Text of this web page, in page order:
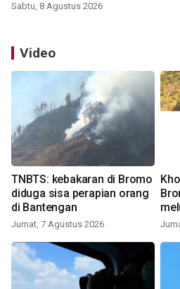
Sabtu, 8 Agustus 2026
Video
TNBTS: kebakaran di Bromo
diduga sisa perapian orang
di Bantengan
Jumat, 7 Agustus 2026